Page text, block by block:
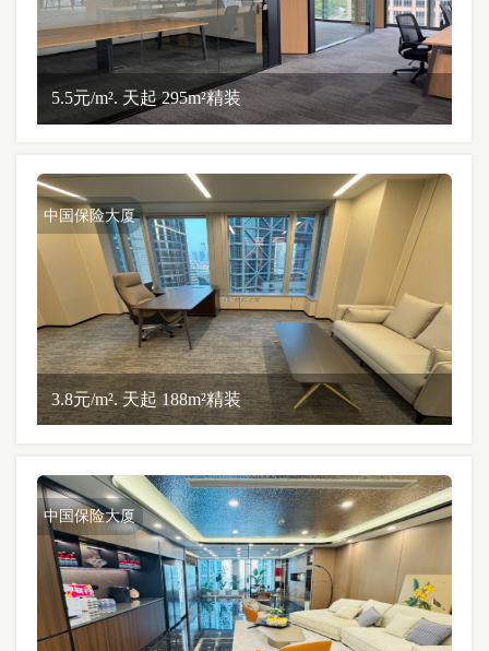
5.5元/m². 天起 295m²精装
中国保险大厦
3.8元/m². 天起 188m²精装
中国保险大厦